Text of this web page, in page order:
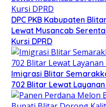
DPC PKB Kabupaten
Lewat Musancab
Kursi DPRD
Imigrasi Blitar
702 Blitar Lewat